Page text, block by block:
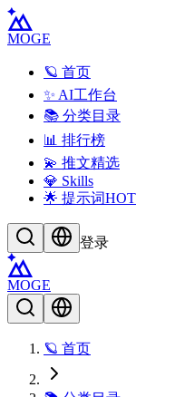
MOGE
🪐 首页
✨ AI工作台
📚 分类目录
📊 排行榜
💫 推文精选
💎 Skills
🌟 提示词HOT
登录
MOGE
🪐 首页